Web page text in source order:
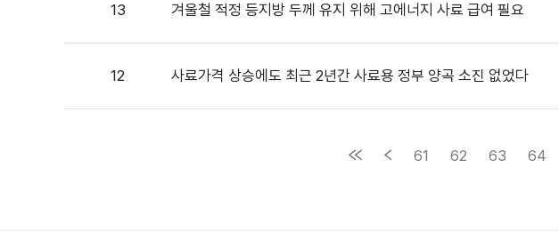
13 겨울철 적정 등지방 두께 유지 위해 고에너지 사료 급여 필요
12 사료가격 상승에도 최근 2년간 사료용 정부 양곡 소진 없었다
61 62 63 64